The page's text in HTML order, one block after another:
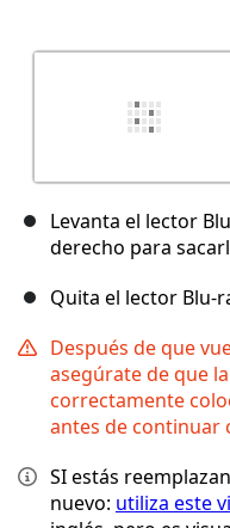
Levanta el lector
derecho para
Quita el lector Blu-
Después de que
asegúrate de que
correctamente
antes de continuar
SI estás
nuevo: utiliza este